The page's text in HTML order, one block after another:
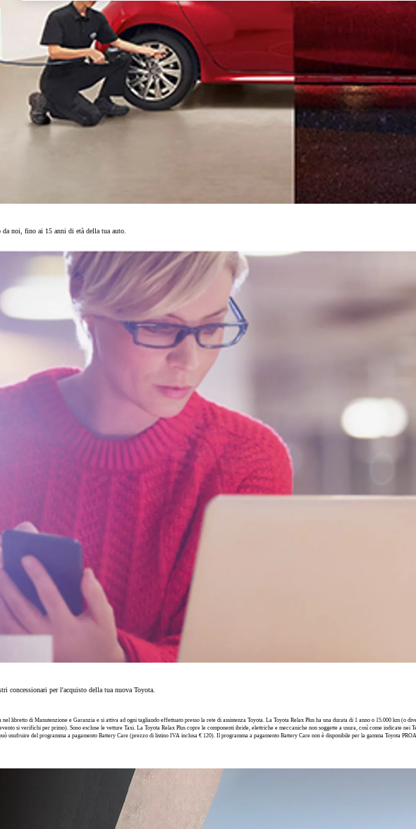
PROACE CITY
ANCHE IN VERSIONE ELECTRIC
Da € 16.300 (IVA esclusa)
PROACE
ANCHE IN VERSIONE ELECTRIC
permuta o rottamazione di un autoveicolo posseduto da almeno 5 mesi, presso i concessionari che aderiscono
noi, fino ai 15 anni di età della tua auto.
concessionari per l'acquisto della tua nuova Toyota.
libretto di Manutenzione e Garanzia e si attiva ad ogni tagliando effettuato presso la rete di assistenza Toyota. La Toyota Relax Plus ha una durata di 1 anno o 15.000 km (o
si verifichi per primo). Sono escluse le vetture Taxi. La Toyota Relax Plus copre le componenti ibride, elettriche e meccaniche non soggette a usura, così come indicate nei
usufruire del programma a pagamento Battery Care (prezzo di listino IVA inclusa € 120). Il programma a pagamento Battery Care non è disponibile per la gamma Toyota